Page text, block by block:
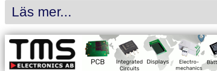
Läs mer...